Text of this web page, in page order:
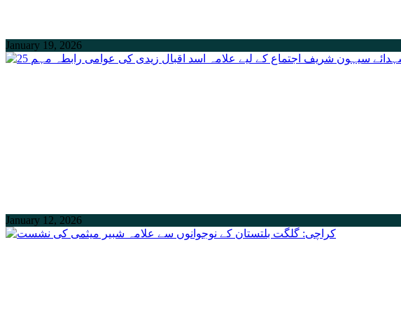
January 19, 2026
January 12, 2026